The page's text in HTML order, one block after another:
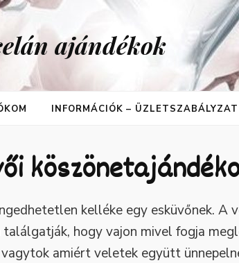
ajándékok
INFORMÁCIÓK – ÜZLETSZABÁLYZAT
kelléke egy esküvőnek. A
hogy vajon mivel fogja
amiért veletek együtt